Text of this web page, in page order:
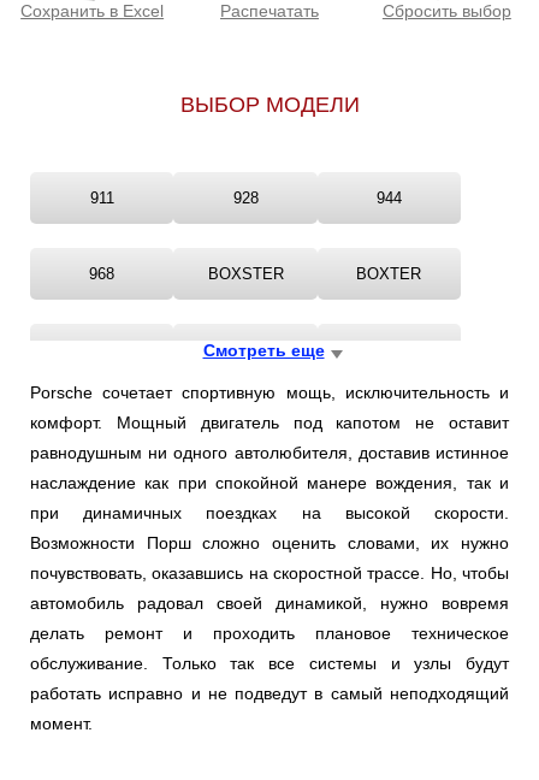
Оренбург
Ростов-на-Дону
Санкт-Петербург
Саратов
Солнцево
Тольятти
Тула
Тюмень
Сохранить в Excel Распечатать Сбросить выбор
ВЫБОР МОДЕЛИ
911 928 944
968 BOXSTER BOXTER
CAYMAN
PANAMERA
Смотреть еще
Porsche сочетает спортивную мощь, исключительность и
комфорт. Мощный двигатель под капотом не оставит
равнодушным ни одного автолюбителя, доставив истинное
наслаждение как при спокойной манере вождения, так и
при динамичных поездках на высокой скорости.
Возможности Порш сложно оценить словами, их нужно
почувствовать, оказавшись на скоростной трассе. Но, чтобы
автомобиль радовал своей динамикой, нужно вовремя
делать ремонт и проходить плановое техническое
обслуживание. Только так все системы и узлы будут
работать исправно и не подведут в самый неподходящий
момент.